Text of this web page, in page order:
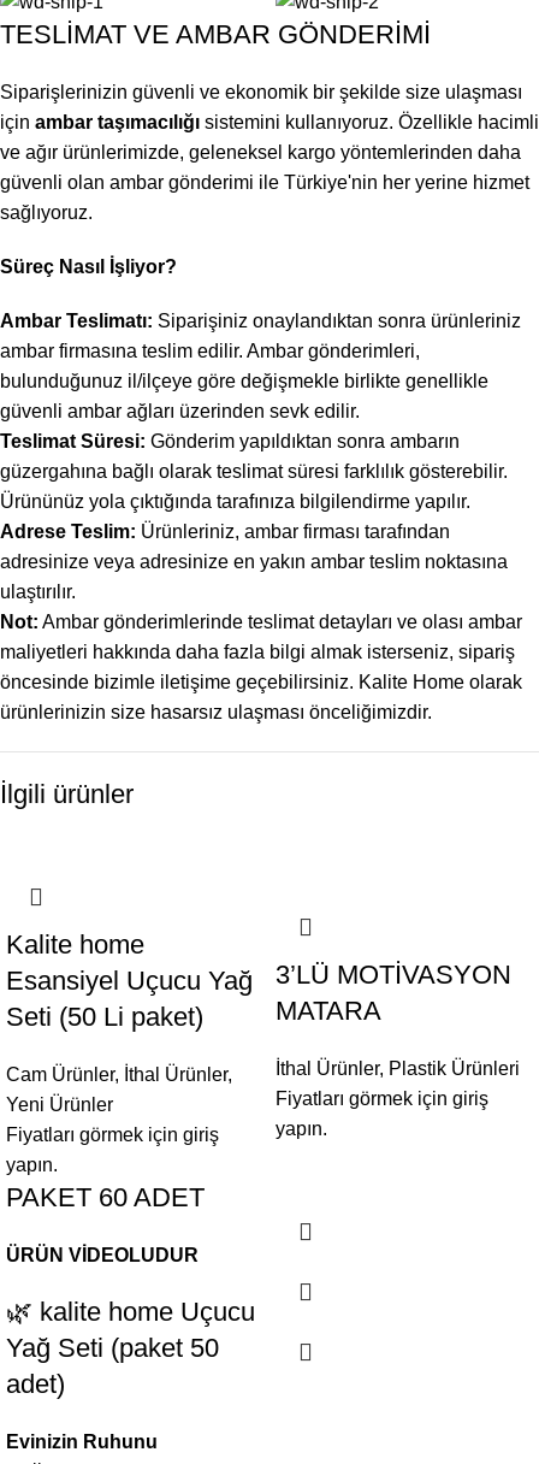
TESLİMAT VE AMBAR GÖNDERİMİ
Siparişlerinizin güvenli ve ekonomik bir şekilde size ulaşması
için ambar taşımacılığı sistemini kullanıyoruz. Özellikle hacimli
ve ağır ürünlerimizde, geleneksel kargo yöntemlerinden daha
güvenli olan ambar gönderimi ile Türkiye'nin her yerine hizmet
sağlıyoruz.
Süreç Nasıl İşliyor?
Ambar Teslimatı: Siparişiniz onaylandıktan sonra ürünleriniz
ambar firmasına teslim edilir. Ambar gönderimleri,
bulunduğunuz il/ilçeye göre değişmekle birlikte genellikle
güvenli ambar ağları üzerinden sevk edilir.
Teslimat Süresi: Gönderim yapıldıktan sonra ambarın
güzergahına bağlı olarak teslimat süresi farklılık gösterebilir.
Ürününüz yola çıktığında tarafınıza bilgilendirme yapılır.
Adrese Teslim: Ürünleriniz, ambar firması tarafından
adresinize veya adresinize en yakın ambar teslim noktasına
ulaştırılır.
Not: Ambar gönderimlerinde teslimat detayları ve olası ambar
maliyetleri hakkında daha fazla bilgi almak isterseniz, sipariş
öncesinde bizimle iletişime geçebilirsiniz. Kalite Home olarak
ürünlerinizin size hasarsız ulaşması önceliğimizdir.
İlgili ürünler
Kalite home
Esansiyel Uçucu Yağ
Seti (50 Li paket)
Cam Ürünler, İthal Ürünler,
Yeni Ürünler
Fiyatları görmek için giriş
yapın.
PAKET 60 ADET
ÜRÜN VİDEOLUDUR
🌿 kalite home Uçucu
Yağ Seti (paket 50
adet)
Evinizin Ruhunu
3’LÜ MOTİVASYON
MATARA
İthal Ürünler, Plastik Ürünleri
Fiyatları görmek için giriş
yapın.